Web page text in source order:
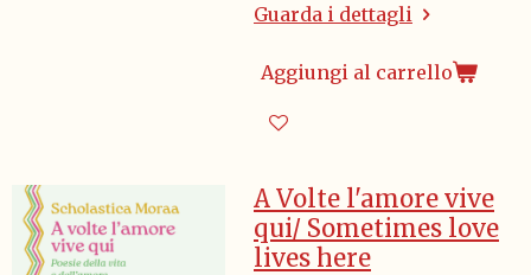
Guarda i dettagli
Aggiungi al carrello
A Volte l'amore vive
qui/ Sometimes love
lives here